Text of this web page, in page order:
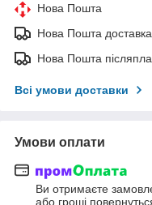
Нова Пошта
Нова Пошта
Нова Пошта
Всі умови доставки
Умови оплати
Ви отримаєте
або гроші